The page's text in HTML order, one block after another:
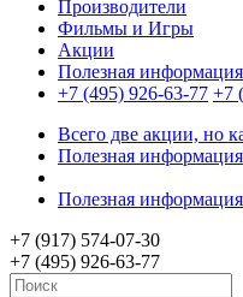
Производители
Фильмы и Игры
Акции
Полезная информация
+7 (495) 926-63-77 +7
Всего две акции, но
Полезная информация
Полезная информация
+7 (917) 574-07-30
+7 (495) 926-63-77